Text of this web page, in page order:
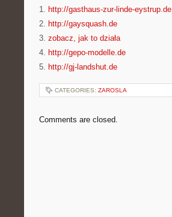
1. http://gasthaus-zur-linde-eystrup.de
2. http://gaysquash.de
3. zobacz, jak to działa
4. http://gepo-modelle.de
5. http://gj-landshut.de
CATEGORIES: ZAROSLA
Comments are closed.